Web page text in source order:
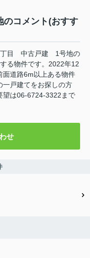
コメント(おすす
丁目 中古戸建 1号地の
る物件です。2022年12
面道路6m以上ある物件
一戸建てをお探しの方
望は06-6724-3322まで
せ